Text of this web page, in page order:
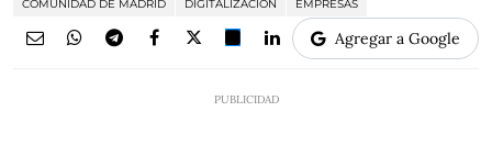
COMUNIDAD DE MADRID
DIGITALIZACIÓN EMPRESAS
Agregar a Google